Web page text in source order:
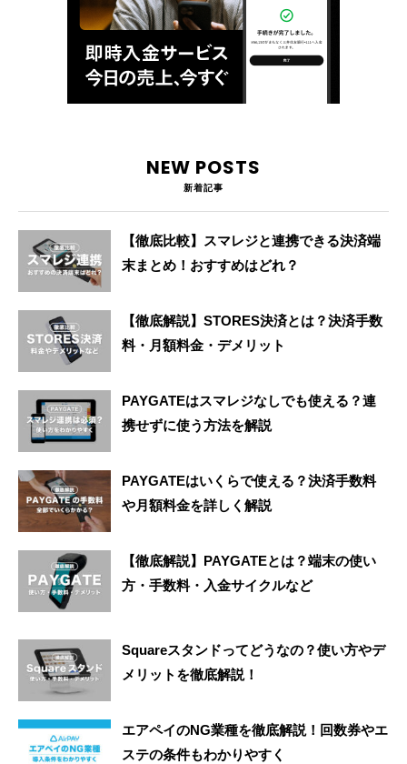
NEW POSTS
新着記事
【徹底比較】スマレジと連携できる決済端
末まとめ！おすすめはどれ？
【徹底解説】STORES決済とは？決済手数
料・月額料金・デメリット
PAYGATEはスマレジなしでも使える？連
携せずに使う方法を解説
PAYGATEはいくらで使える？決済手数料
や月額料金を詳しく解説
【徹底解説】PAYGATEとは？端末の使い
方・手数料・入金サイクルなど
Squareスタンドってどうなの？使い方やデ
メリットを徹底解説！
エアペイのNG業種を徹底解説！回数券やエ
ステの条件もわかりやすく